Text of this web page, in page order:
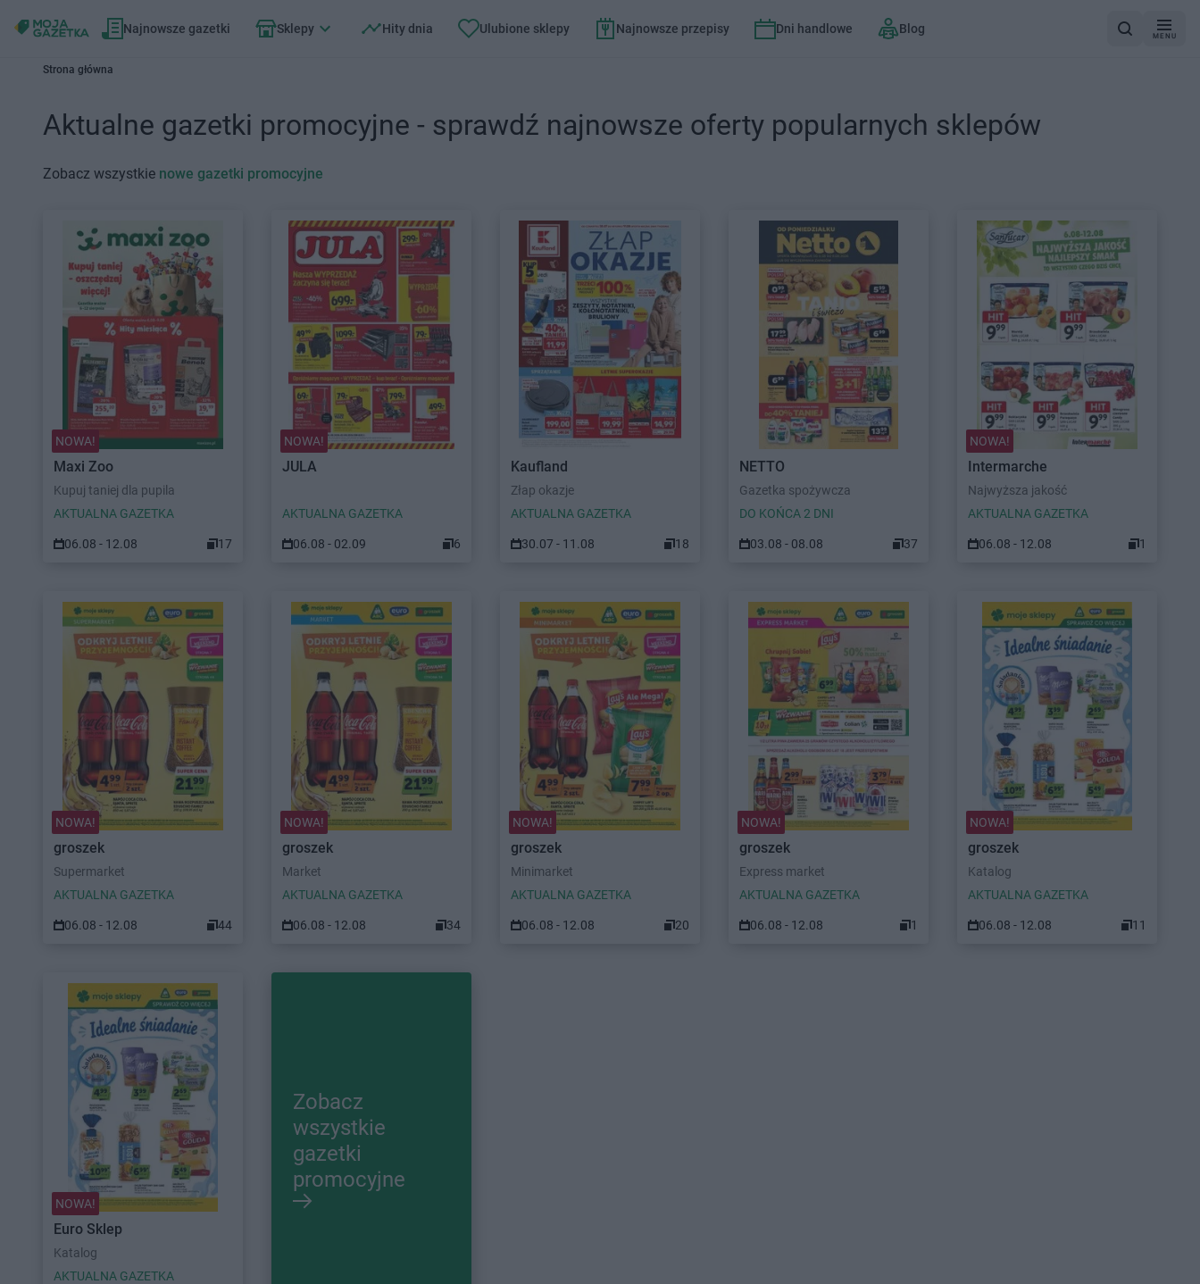
Najnowsze gazetki Sklepy Hity dnia Ulubione sklepy Najnowsze przepisy Dni handlowe Blog
MENU
Strona główna
Aktualne gazetki promocyjne - sprawdź najnowsze oferty popularnych sklepów
Zobacz wszystkie nowe gazetki promocyjne
NOWA!
Maxi Zoo
Kupuj taniej dla pupila
AKTUALNA GAZETKA
06.08 - 12.08 17
NOWA!
JULA
AKTUALNA GAZETKA
06.08 - 02.09 6
Kaufland
Złap okazje
AKTUALNA GAZETKA
30.07 - 11.08 18
NETTO
Gazetka spożywcza
DO KOŃCA 2 DNI
03.08 - 08.08 37
NOWA!
Intermarche
Najwyższa jakość
AKTUALNA GAZETKA
06.08 - 12.08 1
NOWA!
groszek
Supermarket
AKTUALNA GAZETKA
06.08 - 12.08 44
NOWA!
groszek
Market
AKTUALNA GAZETKA
06.08 - 12.08 34
NOWA!
groszek
Minimarket
AKTUALNA GAZETKA
06.08 - 12.08 20
NOWA!
groszek
Express market
AKTUALNA GAZETKA
06.08 - 12.08 1
NOWA!
groszek
Katalog
AKTUALNA GAZETKA
06.08 - 12.08 11
NOWA!
Euro Sklep
Katalog
AKTUALNA GAZETKA
Zobacz
wszystkie
gazetki
promocyjne